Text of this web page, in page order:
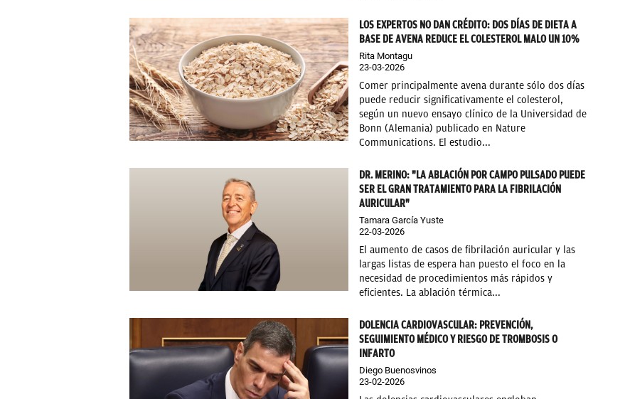
LOS EXPERTOS NO DAN CRÉDITO: DOS DÍAS DE DIETA A
BASE DE AVENA REDUCE EL COLESTEROL MALO UN 10%
Rita Montagu
23-03-2026
Comer principalmente avena durante sólo dos días
puede reducir significativamente el colesterol,
según un nuevo ensayo clínico de la Universidad de
Bonn (Alemania) publicado en Nature
Communications. El estudio...
DR. MERINO: "LA ABLACIÓN POR CAMPO PULSADO PUEDE
SER EL GRAN TRATAMIENTO PARA LA FIBRILACIÓN
AURICULAR"
Tamara García Yuste
22-03-2026
El aumento de casos de fibrilación auricular y las
largas listas de espera han puesto el foco en la
necesidad de procedimientos más rápidos y
eficientes. La ablación térmica...
DOLENCIA CARDIOVASCULAR: PREVENCIÓN,
SEGUIMIENTO MÉDICO Y RIESGO DE TROMBOSIS O
INFARTO
Diego Buenosvinos
23-02-2026